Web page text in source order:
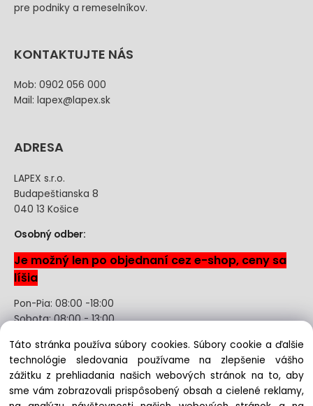
pre podniky a remeselníkov.
KONTAKTUJTE NÁS
Mob: 0902 056 000
Mail: lapex@lapex.sk
ADRESA
LAPEX s.r.o.
Budapeštianska 8
040 13 Košice
Osobný odber:
Je možný len po objednaní cez e-shop, ceny sa
líšia
Pon-Pia: 08:00 -18:00
Sobota: 08:00 - 13:00
Odstúpenie od kúpnej zmluvy uzavretej na diaľku bez
registrácie
Táto stránka používa súbory cookies. Súbory cookie a ďalšie
technológie sledovania používame na zlepšenie vášho
zážitku z prehliadania našich webových stránok na to, aby
sme vám zobrazovali prispôsobený obsah a cielené reklamy,